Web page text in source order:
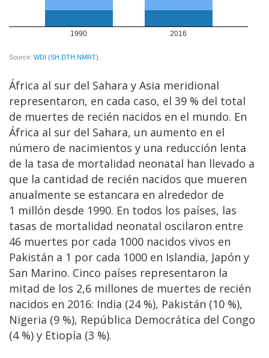
África al sur del Sahara y Asia meridional
representaron, en cada caso, el 39 % del total
de muertes de recién nacidos en el mundo. En
África al sur del Sahara, un aumento en el
número de nacimientos y una reducción lenta
de la tasa de mortalidad neonatal han llevado a
que la cantidad de recién nacidos que mueren
anualmente se estancara en alrededor de
1 millón desde 1990. En todos los países, las
tasas de mortalidad neonatal oscilaron entre
46 muertes por cada 1000 nacidos vivos en
Pakistán a 1 por cada 1000 en Islandia, Japón y
San Marino. Cinco países representaron la
mitad de los 2,6 millones de muertes de recién
nacidos en 2016: India (24 %), Pakistán (10 %),
Nigeria (9 %), República Democrática del Congo
(4 %) y Etiopía (3 %).